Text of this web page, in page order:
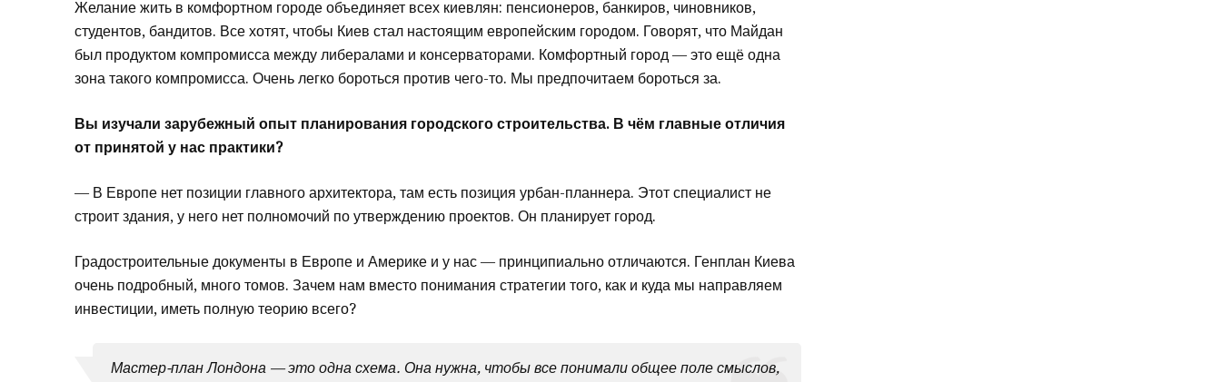
Желание жить в комфортном городе объединяет всех киевлян: пенсионеров, банкиров, чиновников,
студентов, бандитов. Все хотят, чтобы Киев стал настоящим европейским городом. Говорят, что Майдан
был продуктом компромисса между либералами и консерваторами. Комфортный город — это ещё одна
зона такого компромисса. Очень легко бороться против чего-то. Мы предпочитаем бороться за.
Вы изучали зарубежный опыт планирования городского строительства. В чём главные отличия
от принятой у нас практики?
— В Европе нет позиции главного архитектора, там есть позиция урбан-планнера. Этот специалист не
строит здания, у него нет полномочий по утверждению проектов. Он планирует город.
Градостроительные документы в Европе и Америке и у нас — принципиально отличаются. Генплан Киева
очень подробный, много томов. Зачем нам вместо понимания стратегии того, как и куда мы направляем
инвестиции, иметь полную теорию всего?
Мастер-план Лондона — это одна схема. Она нужна, чтобы все понимали общее поле смыслов,